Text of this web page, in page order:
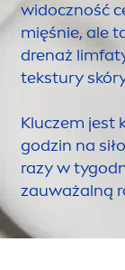
widoczność
mięśnie, ale
drenaż
tekstury
Kluczem jest
godzin na
razy w
zauważalną